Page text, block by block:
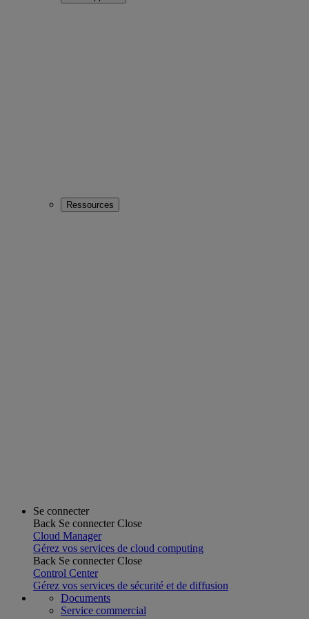
Ressources
Se connecter
Back Se connecter Close
Cloud Manager
Gérez vos services de cloud computing
Back Se connecter Close
Control Center
Gérez vos services de sécurité et de diffusion
Documents
Service commercial